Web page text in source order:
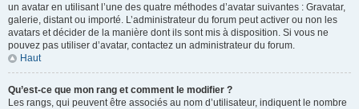
un avatar en utilisant l’une des quatre méthodes d’avatar suivantes : Gravatar,
galerie, distant ou importé. L’administrateur du forum peut activer ou non les
avatars et décider de la manière dont ils sont mis à disposition. Si vous ne
pouvez pas utiliser d’avatar, contactez un administrateur du forum.
Haut
Qu’est-ce que mon rang et comment le modifier ?
Les rangs, qui peuvent être associés au nom d’utilisateur, indiquent le nombre